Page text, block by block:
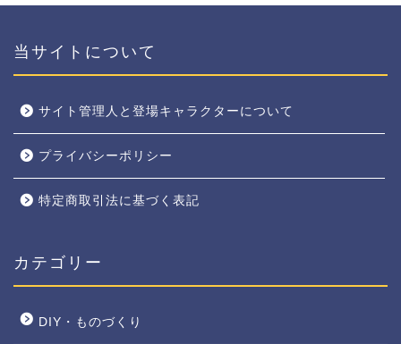
当サイトについて
サイト管理人と登場キャラクターについて
プライバシーポリシー
特定商取引法に基づく表記
カテゴリー
DIY・ものづくり